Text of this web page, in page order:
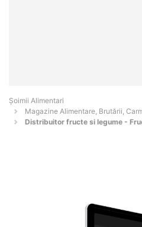
Şoimii Alimentari
Magazine Alimentare, Brutării,
Distribuitor fructe si legume -